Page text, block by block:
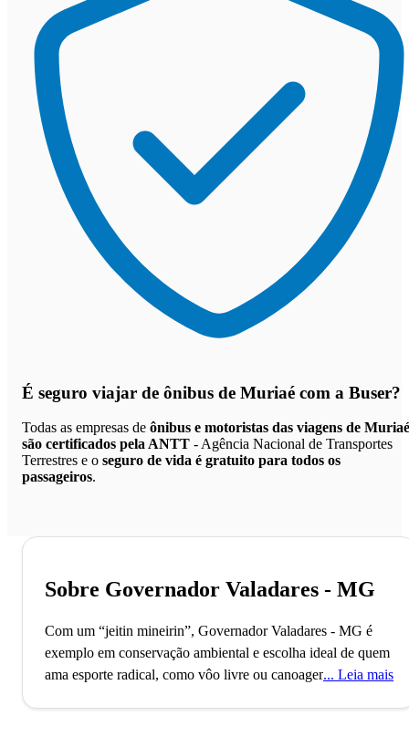
É seguro viajar de ônibus de Muriaé com a Buser?
Todas as empresas de ônibus e motoristas das viagens de Muriaé
são certificados pela ANTT - Agência Nacional de Transportes
Terrestres e o seguro de vida é gratuito para todos os
passageiros.
Sobre Governador Valadares - MG
Com um “jeitin mineirin”, Governador Valadares - MG é
exemplo em conservação ambiental e escolha ideal de quem
ama esporte radical, como vôo livre ou canoagem. O Pico
Leia mais